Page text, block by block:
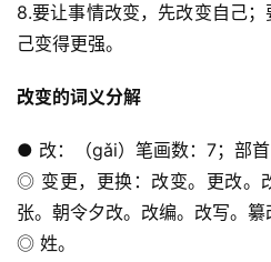
8.要让事情改变，先改变自己
己变得更强。
改变的词义分解
● 改：（gǎi）笔画数：7；部首
◎ 变更，更换：改变。更改。
张。朝令夕改。改编。改写。纂
◎ 姓。